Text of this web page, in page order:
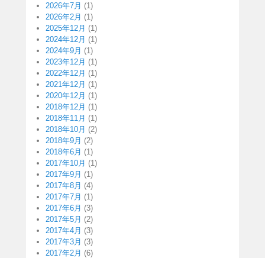
2026年7月 (1)
2026年2月 (1)
2025年12月 (1)
2024年12月 (1)
2024年9月 (1)
2023年12月 (1)
2022年12月 (1)
2021年12月 (1)
2020年12月 (1)
2018年12月 (1)
2018年11月 (1)
2018年10月 (2)
2018年9月 (2)
2018年6月 (1)
2017年10月 (1)
2017年9月 (1)
2017年8月 (4)
2017年7月 (1)
2017年6月 (3)
2017年5月 (2)
2017年4月 (3)
2017年3月 (3)
2017年2月 (6)